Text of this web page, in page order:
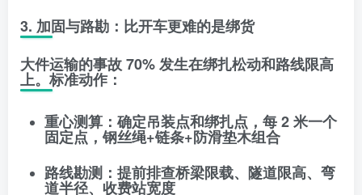
3. 加固与路勘：比开车更难的是绑货
大件运输的事故 70% 发生在绑扎松动和路线限高
上。标准动作：
重心测算 ：确定吊装点和绑扎点，每 2 米一个
固定点，钢丝绳+链条+防滑垫木组合
路线勘测 ：提前排查桥梁限载、隧道限高、弯
道半径、收费站宽度